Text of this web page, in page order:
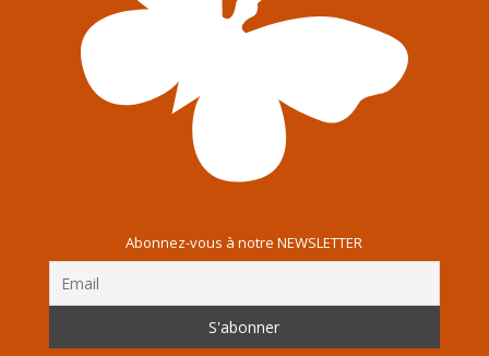
Abonnez-vous à notre NEWSLETTER